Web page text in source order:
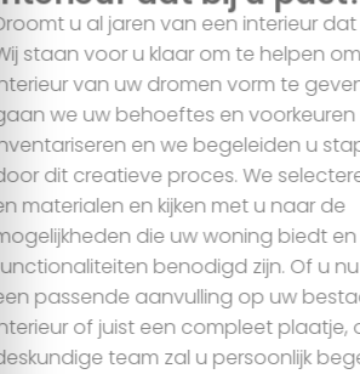
Alles toestaan
Aanpassen
Droomt u al jaren van een interieur
Wij staan voor u klaar om te helpen
interieur van uw dromen vorm te
gaan we uw behoeftes en
inventariseren en we begeleiden u
door dit creatieve proces. We
en materialen en kijken met u naar
mogelijkheden die uw woning biedt
functionaliteiten benodigd zijn. Of
een passende aanvulling op uw
interieur of juist een compleet
deskundige team zal u persoonlijk